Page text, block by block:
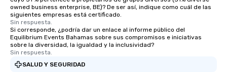
owned business enterprise, BE)? De ser así, indique como cuál de las
siguientes empresas está certificado.
Sin respuesta.
Si corresponde, ¿podría dar un enlace al informe público del
Equilibrium Events Bahamas sobre sus compromisos e iniciativas
sobre la diversidad, la igualdad y la inclusividad?
Sin respuesta.
SALUD Y SEGURIDAD